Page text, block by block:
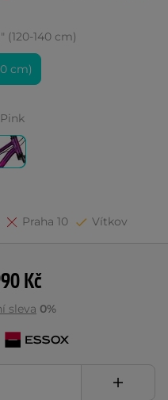
(120-140 cm)
cm)
Pink
Praha 10 Vítkov
Kč
sleva 0%